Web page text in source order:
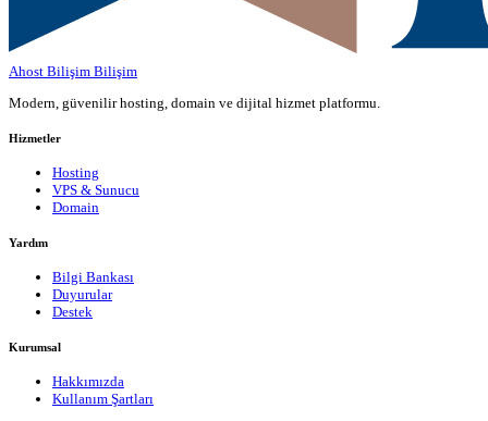
Ahost Bilişim Bilişim
Modern, güvenilir hosting, domain ve dijital hizmet platformu.
Hizmetler
Hosting
VPS & Sunucu
Domain
Yardım
Bilgi Bankası
Duyurular
Destek
Kurumsal
Hakkımızda
Kullanım Şartları